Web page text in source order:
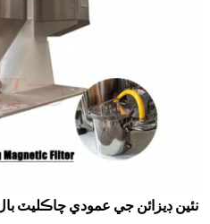
نئين ڊيزائن جي عمودي چاڪليٽ